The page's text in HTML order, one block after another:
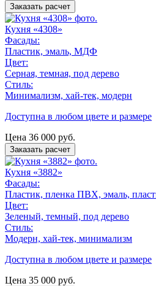
Заказать расчет
Кухня «4308»
Фасады:
Пластик, эмаль, МДФ
Цвет:
Серная, темная, под дерево
Стиль:
Минимализм, хай-тек, модерн
Доступна в любом цвете и размере
Цена 36 000 руб.
Заказать расчет
Кухня «3882»
Фасады:
Пластик, пленка ПВХ, эмаль,
Цвет:
Зеленый, темный, под дерево
Стиль:
Модерн, хай-тек, минимализм
Доступна в любом цвете и размере
Цена 35 000 руб.